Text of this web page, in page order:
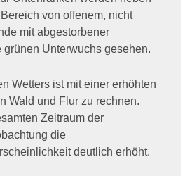
von offenem, nicht
mit abgestorbener
Unterwuchs gesehen.
Wetters ist mit einer erhöhten
Wald und Flur zu rechnen.
Zeitraum der
die
deutlich erhöht.